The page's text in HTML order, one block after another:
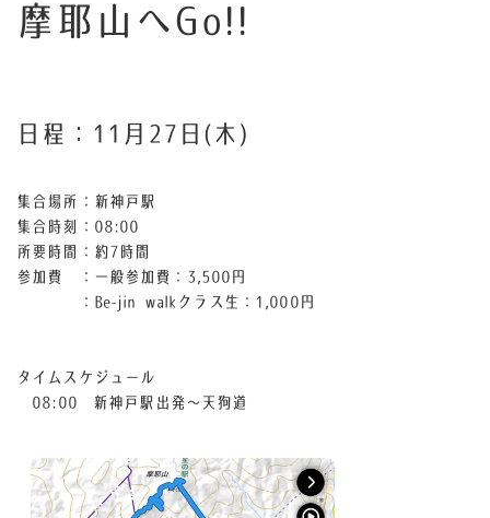
摩耶山へGo!!
日程：11月27日(木)
集合場所：新神戸駅
集合時刻：08:00
所要時間：約7時間
参加費 ：一般参加費：3,500円
：Be-jin walkクラス生：1,000円
タイムスケジュール
08:00 新神戸駅出発〜天狗道